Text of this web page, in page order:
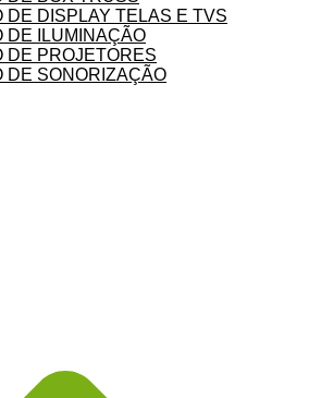
DE DISPLAY TELAS E TVS
DE ILUMINAÇÃO
DE PROJETORES
DE SONORIZAÇÃO